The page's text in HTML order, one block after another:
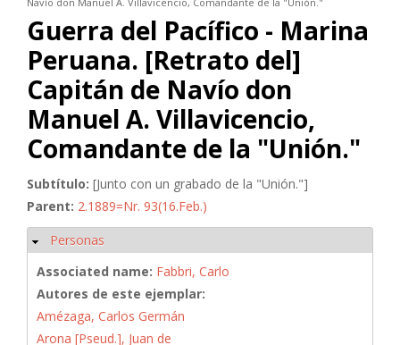
Guerra del Pacífico - Marina
Peruana. [Retrato del]
Capitán de Navío don
Manuel A. Villavicencio,
Comandante de la "Unión."
Subtítulo: [Junto con un grabado de la "Unión."]
Parent: 2.1889=Nr. 93(16.Feb.)
Ocultar
Personas
Associated name: Fabbri, Carlo
Autores de este ejemplar:
Amézaga, Carlos Germán
Arona [Pseud.], Juan de